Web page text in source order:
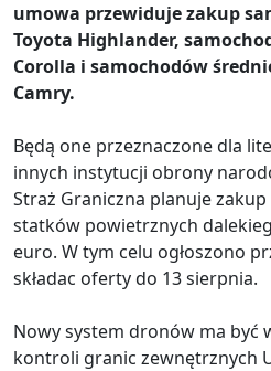
umowa przewiduje zakup
Toyota Highlander,
Corolla i samochodów
Camry.
Będą one przeznaczone dla
innych instytucji obrony
Straż Graniczna planuje
statków powietrznych
euro. W tym celu ogłoszono
składac oferty do 13 sierpnia.
Nowy system dronów ma być
kontroli granic zewnętrznych